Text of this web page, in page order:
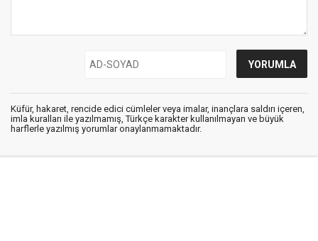
Küfür, hakaret, rencide edici cümleler veya imalar, inançlara saldırı içeren,
imla kuralları ile yazılmamış, Türkçe karakter kullanılmayan ve büyük
harflerle yazılmış yorumlar onaylanmamaktadır.